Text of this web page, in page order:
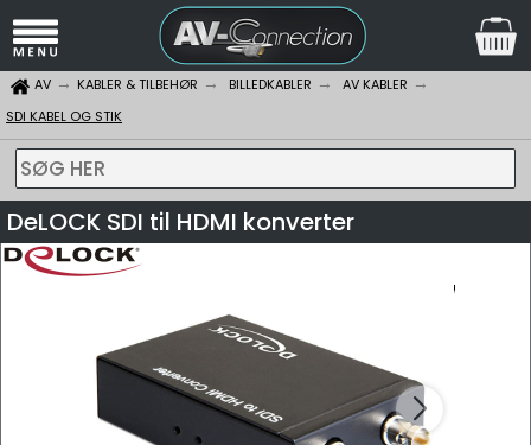
AV KABLER & TILBEHØR BILLEDKABLER
AV KABLER
SDI KABEL OG STIK
SØG HER
DeLOCK SDI til HDMI konverter